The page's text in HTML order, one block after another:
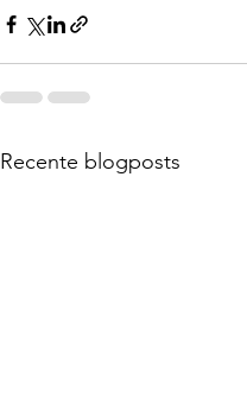
Recente blogposts